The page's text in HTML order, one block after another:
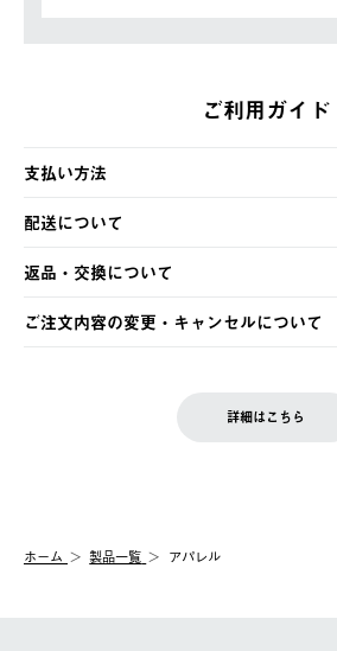
ご利用ガイド
支払い方法
以下のいずれかの方法でお支払いいただけ
・クレジットカード決済
・コンビニ決済
・Pay-easy決済
配送について
【発送スケジュール】
ご注文・ご入金完了より2営業日以内に商
土日祝の発送はございませんので、木曜
の発送となる場合がございます。
【配送業者】
佐川急便にて配送されます。
返品・交換について
※お客様都合の場合
お客様都合の返品にかかる送料は、お客
む）は受け付けておりません。
一度お手元の商品を返品いただき、ご希
ご注文内容の変更・キャンセルについて
LOGOS FAMILY会員の方は、会員マイ
詳細はこちら
ホーム 製品一覧 アパレル